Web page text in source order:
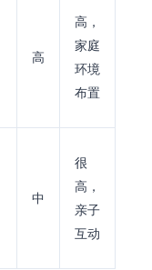
高
高，
家庭
环境
布置
中
很
高，
亲子
互动